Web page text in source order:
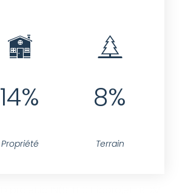
14%
Propriété
8%
Terrain